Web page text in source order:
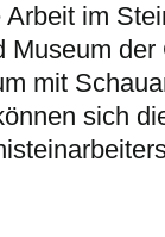
im
mit
sich